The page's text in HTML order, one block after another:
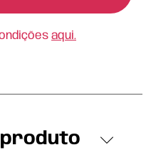
aqui.